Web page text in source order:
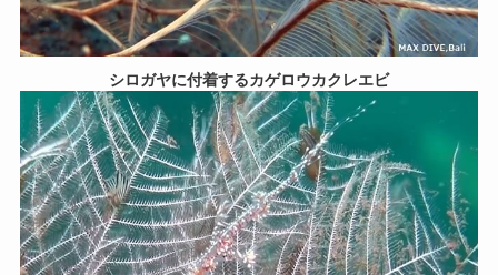
シロガヤに付着するカゲロウカクレエビ